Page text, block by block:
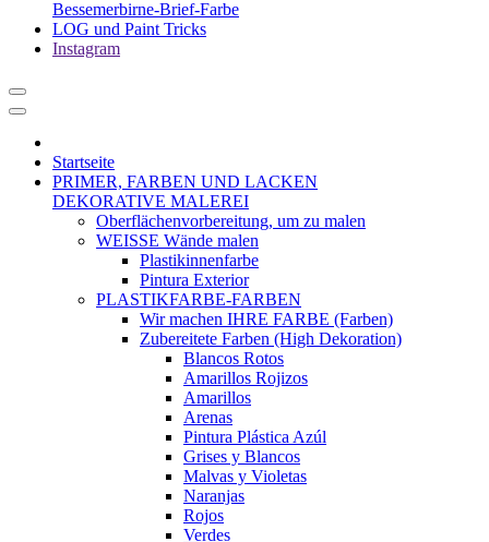
Bessemerbirne-Brief-Farbe
LOG und Paint Tricks
Instagram
Startseite
PRIMER, FARBEN UND LACKEN
DEKORATIVE MALEREI
Oberflächenvorbereitung, um zu malen
WEISSE Wände malen
Plastikinnenfarbe
Pintura Exterior
PLASTIKFARBE-FARBEN
Wir machen IHRE FARBE (Farben)
Zubereitete Farben (High Dekoration)
Blancos Rotos
Amarillos Rojizos
Amarillos
Arenas
Pintura Plástica Azúl
Grises y Blancos
Malvas y Violetas
Naranjas
Rojos
Verdes